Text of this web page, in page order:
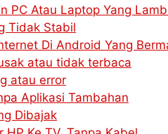
PC Atau Laptop Yang
Tidak Stabil
Di Android Yang
atau tidak terbaca
atau error
Aplikasi Tambahan
Dibajak